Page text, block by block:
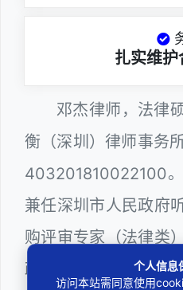
扎实维
邓杰律师，法律
衡（深圳）律师事务
403201810022100
兼任深圳市人民政府
购评审专家（法律类
政府部门公职律师、
个人信息
访问本站需同意使用